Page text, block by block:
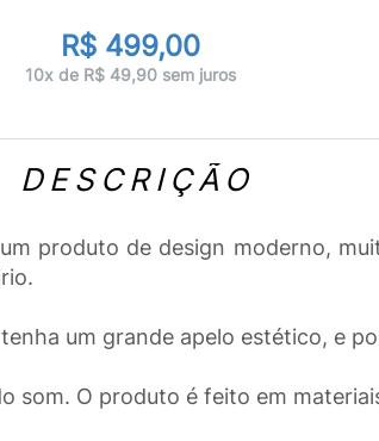
R$ 499,00
10x de R$ 49,90 sem juros
DESCRIÇÃO
produto de design moderno,
um grande apelo estético, e
som. O produto é feito em